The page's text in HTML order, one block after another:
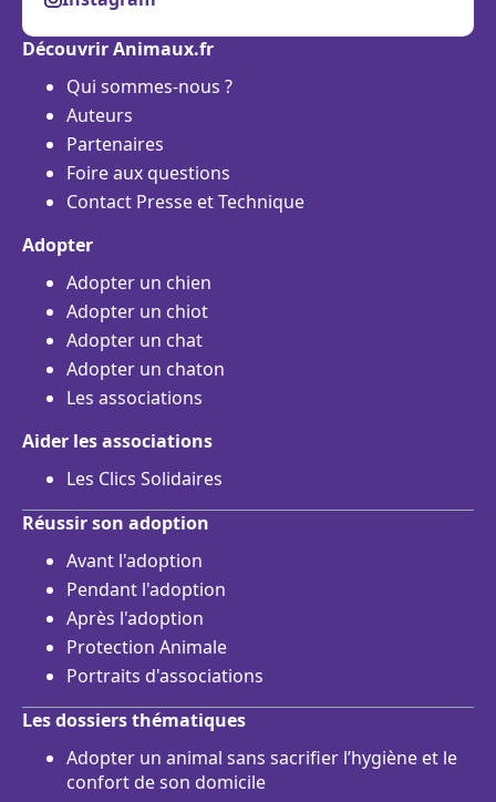
Découvrir Animaux.fr
Qui sommes-nous ?
Auteurs
Partenaires
Foire aux questions
Contact Presse et Technique
Adopter
Adopter un chien
Adopter un chiot
Adopter un chat
Adopter un chaton
Les associations
Aider les associations
Les Clics Solidaires
Réussir son adoption
Avant l'adoption
Pendant l'adoption
Après l'adoption
Protection Animale
Portraits d'associations
Les dossiers thématiques
Adopter un animal sans sacrifier l’hygiène et le
confort de son domicile